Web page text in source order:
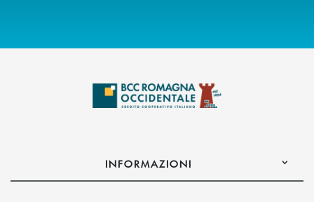
INFORMAZIONI